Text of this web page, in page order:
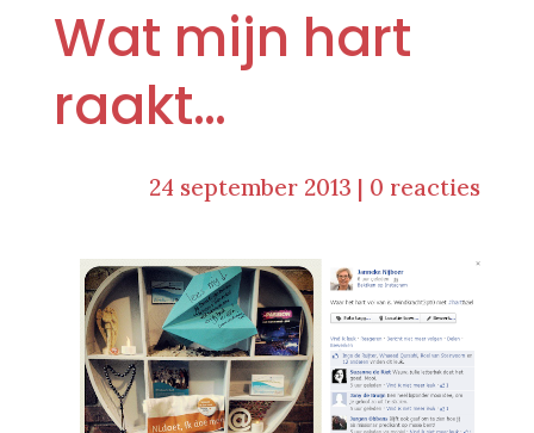
Wat mijn hart
raakt…
24 september 2013 | 0 reacties